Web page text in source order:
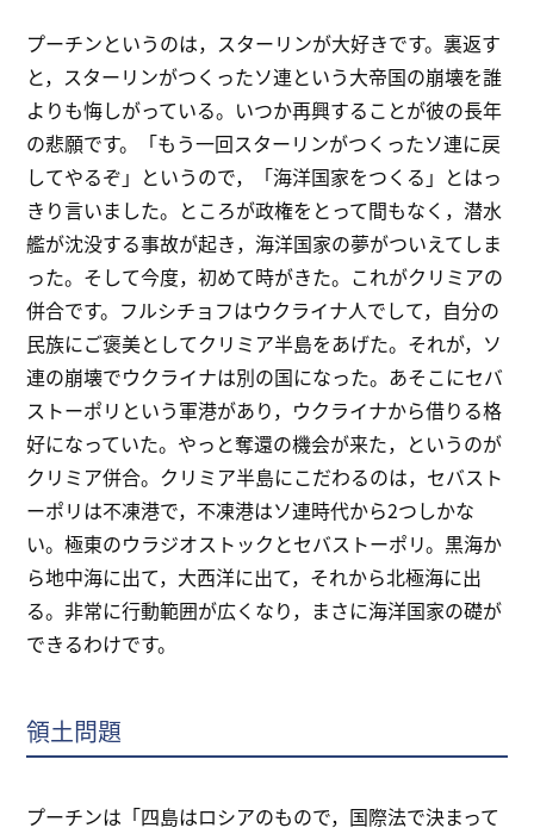
プーチンというのは，スターリンが大好きです。裏返す
と，スターリンがつくったソ連という大帝国の崩壊を誰
よりも悔しがっている。いつか再興することが彼の長年
の悲願です。「もう一回スターリンがつくったソ連に戻
してやるぞ」というので，「海洋国家をつくる」とはっ
きり言いました。ところが政権をとって間もなく，潜水
艦が沈没する事故が起き，海洋国家の夢がついえてしま
った。そして今度，初めて時がきた。これがクリミアの
併合です。フルシチョフはウクライナ人でして，自分の
民族にご褒美としてクリミア半島をあげた。それが，ソ
連の崩壊でウクライナは別の国になった。あそこにセバ
ストーポリという軍港があり，ウクライナから借りる格
好になっていた。やっと奪還の機会が来た，というのが
クリミア併合。クリミア半島にこだわるのは，セバスト
ーポリは不凍港で，不凍港はソ連時代から2つしかな
い。極東のウラジオストックとセバストーポリ。黒海か
ら地中海に出て，大西洋に出て，それから北極海に出
る。非常に行動範囲が広くなり，まさに海洋国家の礎が
できるわけです。
領土問題
プーチンは「四島はロシアのもので，国際法で決まって